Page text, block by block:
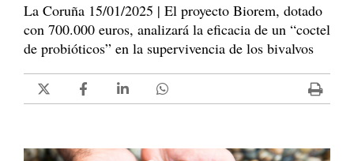
La Coruña 15/01/2025 | El proyecto Biorem, dotado
con 700.000 euros, analizará la eficacia de un “coctel
de probióticos” en la supervivencia de los bivalvos